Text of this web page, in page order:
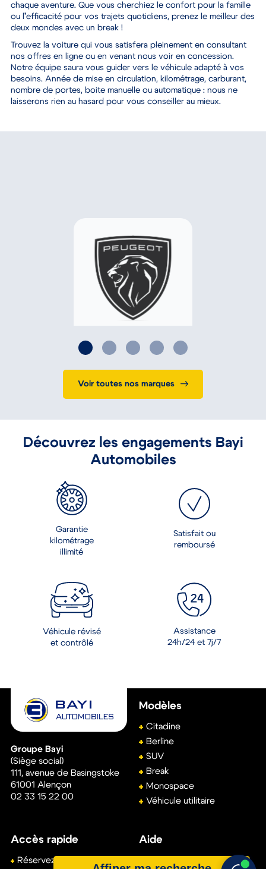
chaque aventure. Que vous cherchiez le confort pour la famille
ou l’efficacité pour vos trajets quotidiens, prenez le meilleur des
deux mondes avec un break !
Trouvez la voiture qui vous satisfera pleinement en consultant
nos offres en ligne ou en venant nous voir en concession.
Notre équipe saura vous guider vers le véhicule adapté à vos
besoins. Année de mise en circulation, kilométrage, carburant,
nombre de portes, boite manuelle ou automatique : nous ne
laisserons rien au hasard pour vous conseiller au mieux.
distribuées par Bayi Automobiles
Voir toutes nos marques
Découvrez les engagements Bayi
Automobiles
Garantie
kilométrage
illimité
Satisfait ou
remboursé
Véhicule révisé
et contrôlé
Assistance
24h/24 et 7j/7
Groupe Bayi
(Siège social)
111, avenue de Basingstoke
61001 Alençon
02 33 15 22 00
Modèles
Citadine
Berline
SUV
Break
Monospace
Véhicule utilitaire
Accès rapide
Réservez votre essai
Aide
Conditions générales de